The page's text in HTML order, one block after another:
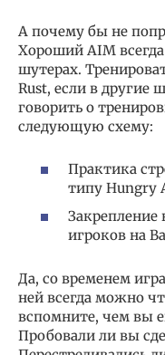
А почему бы не
Хороший AIM
шутерах.
Rust, если в другие
говорить о
следующую схему:
Практика
типу Hungry
Закрепление
игроков на
Да, со временем
ней всегда можно
вспомните, чем вы
Пробовали ли вы